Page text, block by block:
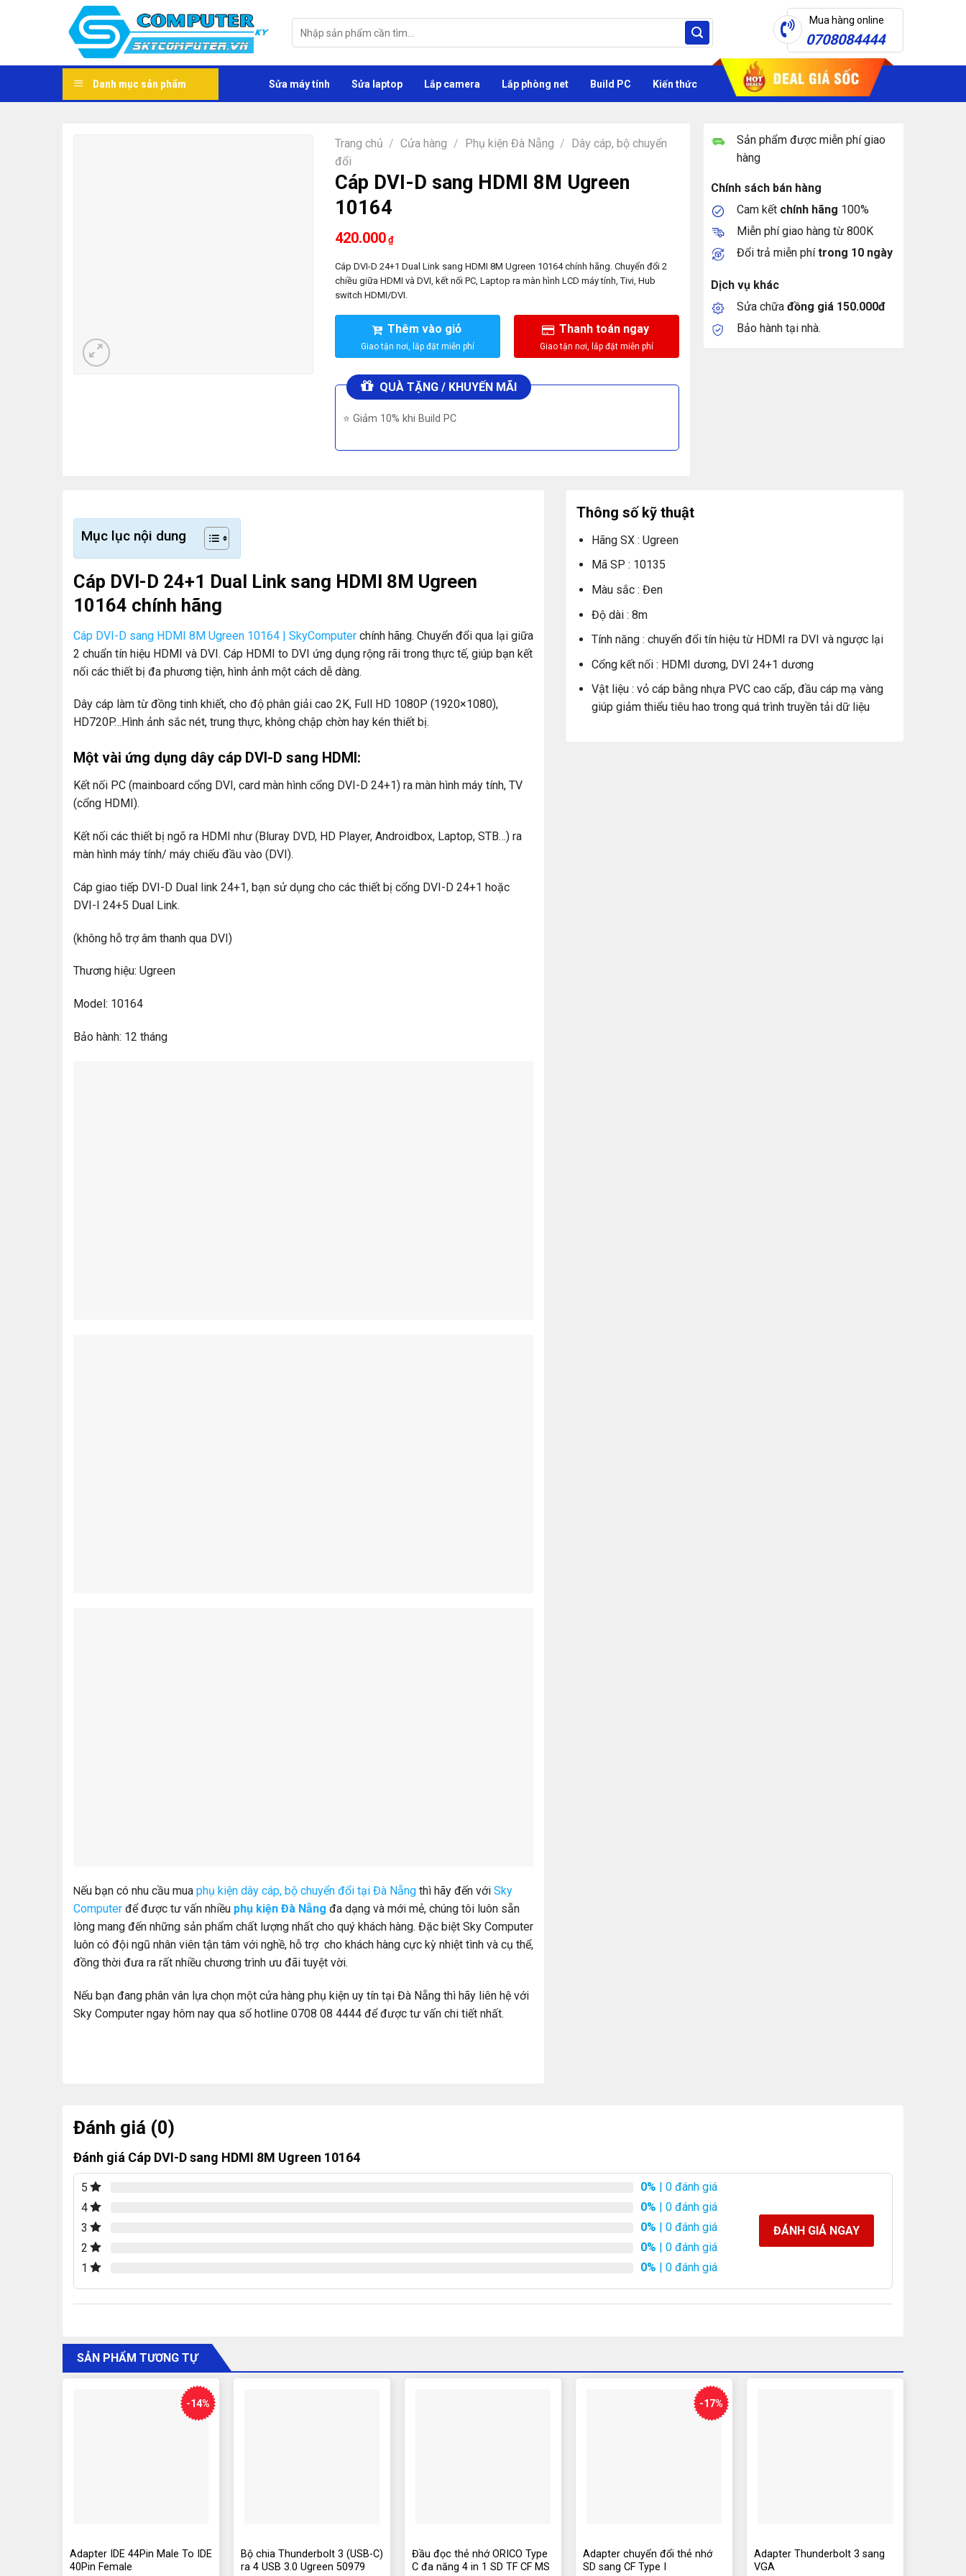
kiếm:
Mua hàng online
0708084444
Danh mục sản phẩm Sửa máy tính Sửa laptop Lắp camera Lắp phòng net Build PC Kiến thức
Trang chủ / Cửa hàng / Phụ kiện Đà Nẵng / Dây cáp, bộ chuyển
đổi
Cáp DVI-D sang HDMI 8M Ugreen
10164
420.000 ₫
Cáp DVI-D 24+1 Dual Link sang HDMI 8M Ugreen 10164 chính hãng. Chuyển đổi 2
chiều giữa HDMI và DVI, kết nối PC, Laptop ra màn hình LCD máy tính, Tivi, Hub
switch HDMI/DVI.
Thêm vào giỏ Thanh toán ngay
QUÀ TẶNG / KHUYẾN MÃI
⭐ Giảm 10% khi Build PC
Sản phẩm được miễn phí giao
hàng
Chính sách bán hàng
Cam kết chính hãng 100%
Miễn phí giao hàng từ 800K
Đổi trả miễn phítrong 10 ngày
Dịch vụ khác
Sửa chữađồng giá 150.000đ
Bảo hành tại nhà.
Mục lục nội dung
Cáp DVI-D 24+1 Dual Link sang HDMI 8M Ugreen
10164 chính hãng
Cáp DVI-D sang HDMI 8M Ugreen 10164 | SkyComputer chính hãng. Chuyển đổi qua lại giữa
2 chuẩn tín hiệu HDMI và DVI. Cáp HDMI to DVI ứng dụng rộng rãi trong thực tế, giúp bạn kết
nối các thiết bị đa phương tiện, hình ảnh một cách dễ dàng.
Dây cáp làm từ đồng tinh khiết, cho độ phân giải cao 2K, Full HD 1080P (1920×1080),
HD720P…Hình ảnh sắc nét, trung thực, không chập chờn hay kén thiết bị.
Một vài ứng dụng dây cáp DVI-D sang HDMI:
Kết nối PC (mainboard cổng DVI, card màn hình cổng DVI-D 24+1) ra màn hình máy tính, TV
(cổng HDMI).
Kết nối các thiết bị ngõ ra HDMI như (Bluray DVD, HD Player, Androidbox, Laptop, STB…) ra
màn hình máy tính/ máy chiếu đầu vào (DVI).
Cáp giao tiếp DVI-D Dual link 24+1, bạn sử dụng cho các thiết bị cổng DVI-D 24+1 hoặc
DVI-I 24+5 Dual Link.
(không hỗ trợ âm thanh qua DVI)
Thương hiệu: Ugreen
Model: 10164
Bảo hành: 12 tháng
Nếu bạn có nhu cầu mua phụ kiện dây cáp, bộ chuyển đổi tại Đà Nẵng thì hãy đến với Sky
Computer để được tư vấn nhiều phụ kiện Đà Nẵng đa dạng và mới mẻ, chúng tôi luôn sẵn
lòng mang đến những sản phẩm chất lượng nhất cho quý khách hàng. Đặc biệt Sky Computer
luôn có đội ngũ nhân viên tận tâm với nghề, hỗ trợ cho khách hàng cực kỳ nhiệt tình và cụ thể,
đồng thời đưa ra rất nhiều chương trình ưu đãi tuyệt vời.
Nếu bạn đang phân vân lựa chọn một cửa hàng phụ kiện uy tín tại Đà Nẵng thì hãy liên hệ với
Sky Computer ngay hôm nay qua số hotline 0708 08 4444 để được tư vấn chi tiết nhất.
Thông số kỹ thuật
Hãng SX : Ugreen
Mã SP : 10135
Màu sắc : Đen
Độ dài : 8m
Tính năng : chuyển đổi tín hiệu từ HDMI ra DVI và ngược lại
Cổng kết nối : HDMI dương, DVI 24+1 dương
Vật liệu : vỏ cáp bằng nhựa PVC cao cấp, đầu cáp mạ vàng
giúp giảm thiểu tiêu hao trong quá trình truyền tải dữ liệu
Đánh giá (0)
Đánh giá Cáp DVI-D sang HDMI 8M Ugreen 10164
5 0% | 0 đánh giá
4
0% | 0 đánh giá
3
0% | 0 đánh giá
2
0% | 0 đánh giá
1
0% | 0 đánh giá
ĐÁNH GIÁ NGAY
SẢN PHẨM TƯƠNG TỰ
-14%
Adapter IDE 44Pin Male To IDE
40Pin Female
Bộ chia Thunderbolt 3 (USB-C)
ra 4 USB 3.0 Ugreen 50979
Đầu đọc thẻ nhớ ORICO Type
C đa năng 4 in 1 SD TF CF MS
-17%
Adapter chuyển đổi thẻ nhớ
SD sang CF Type I
Adapter Thunderbolt 3 sang
VGA